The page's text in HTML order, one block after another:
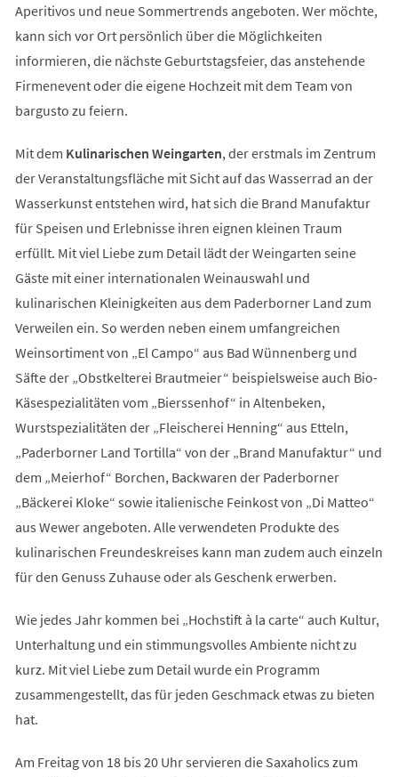
Aperitivos und neue Sommertrends angeboten. Wer möchte,
kann sich vor Ort persönlich über die Möglichkeiten
informieren, die nächste Geburtstagsfeier, das anstehende
Firmenevent oder die eigene Hochzeit mit dem Team von
bargusto zu feiern.
Mit dem Kulinarischen Weingarten, der erstmals im Zentrum
der Veranstaltungsfläche mit Sicht auf das Wasserrad an der
Wasserkunst entstehen wird, hat sich die Brand Manufaktur
für Speisen und Erlebnisse ihren eignen kleinen Traum
erfüllt. Mit viel Liebe zum Detail lädt der Weingarten seine
Gäste mit einer internationalen Weinauswahl und
kulinarischen Kleinigkeiten aus dem Paderborner Land zum
Verweilen ein. So werden neben einem umfangreichen
Weinsortiment von „El Campo“ aus Bad Wünnenberg und
Säfte der „Obstkelterei Brautmeier“ beispielsweise auch Bio-
Käsespezialitäten vom „Bierssenhof“ in Altenbeken,
Wurstspezialitäten der „Fleischerei Henning“ aus Etteln,
„Paderborner Land Tortilla“ von der „Brand Manufaktur“ und
dem „Meierhof“ Borchen, Backwaren der Paderborner
„Bäckerei Kloke“ sowie italienische Feinkost von „Di Matteo“
aus Wewer angeboten. Alle verwendeten Produkte des
kulinarischen Freundeskreises kann man zudem auch einzeln
für den Genuss Zuhause oder als Geschenk erwerben.
Wie jedes Jahr kommen bei „Hochstift à la carte“ auch Kultur,
Unterhaltung und ein stimmungsvolles Ambiente nicht zu
kurz. Mit viel Liebe zum Detail wurde ein Programm
zusammengestellt, das für jeden Geschmack etwas zu bieten
hat.
Am Freitag von 18 bis 20 Uhr servieren die Saxaholics zum